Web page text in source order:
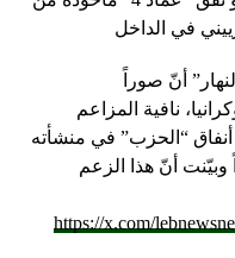
في الداخل
أنّ صوراً
أوكرانيا، نافية المزاعم
“الحزب” في منشأته
أخيراً وبيّنت أنّ هذا الزعم
https://x.com/